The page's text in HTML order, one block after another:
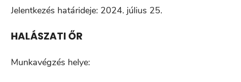
Jelentkezés határideje: 2024. július 25.
HALÁSZATI ŐR
Munkavégzés helye: